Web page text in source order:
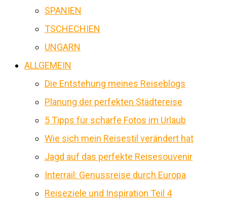
SPANIEN
TSCHECHIEN
UNGARN
ALLGEMEIN
Die Entstehung meines Reiseblogs
Planung der perfekten Städtereise
5 Tipps für scharfe Fotos im Urlaub
Wie sich mein Reisestil verändert hat
Jagd auf das perfekte Reisesouvenir
Interrail: Genussreise durch Europa
Reiseziele und Inspiration Teil 4